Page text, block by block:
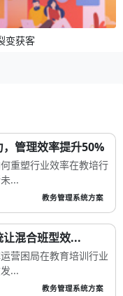
变获客
管理效率提升50%
重塑行业效率在教培行
...
教务管理系统方案
混合班型效...
营困局在教育培训行业
...
教务管理系统方案